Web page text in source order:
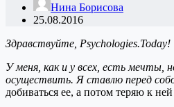
Нина Борисова
25.08.2016
Здравствуйте, Psychologies.Today!
У меня, как и у всех, есть мечты,
осуществить. Я ставлю перед
добиваться ее, а потом теряю к